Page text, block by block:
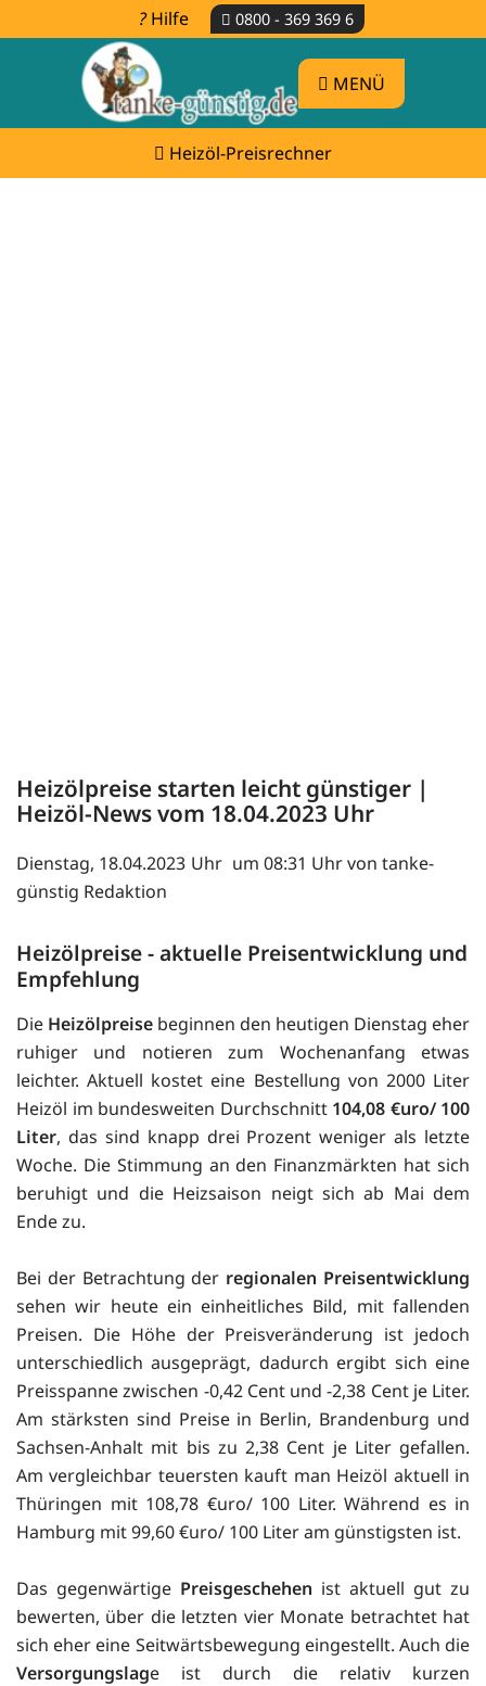
Hilfe 0800 - 369 369 6
MENÜ
Heizöl-Preisrechner
Heizölpreise starten leicht günstiger |
Heizöl-News vom 18.04.2023
Dienstag, 18.04.2023
um 08:31 Uhr von tanke-
günstig Redaktion
Heizölpreise - aktuelle Preisentwicklung und
Empfehlung
Die Heizölpreise beginnen den heutigen Dienstag eher
ruhiger und notieren zum Wochenanfang etwas
leichter. Aktuell kostet eine Bestellung von 2000 Liter
Heizöl im bundesweiten Durchschnitt 104,08 €uro/ 100
Liter, das sind knapp drei Prozent weniger als letzte
Woche. Die Stimmung an den Finanzmärkten hat sich
beruhigt und die Heizsaison neigt sich ab Mai dem
Ende zu.
Bei der Betrachtung der regionalen Preisentwicklung
sehen wir heute ein einheitliches Bild, mit fallenden
Preisen. Die Höhe der Preisveränderung ist jedoch
unterschiedlich ausgeprägt, dadurch ergibt sich eine
Preisspanne zwischen -0,42 Cent und -2,38 Cent je Liter.
Am stärksten sind Preise in Berlin, Brandenburg und
Sachsen-Anhalt mit bis zu 2,38 Cent je Liter gefallen.
Am vergleichbar teuersten kauft man Heizöl aktuell in
Thüringen mit 108,78 €uro/ 100 Liter. Während es in
Hamburg mit 99,60 €uro/ 100 Liter am günstigsten ist.
Das gegenwärtige Preisgeschehen ist aktuell gut zu
bewerten, über die letzten vier Monate betrachtet hat
sich eher eine Seitwärtsbewegung eingestellt. Auch die
Versorgungslage ist durch die relativ kurzen